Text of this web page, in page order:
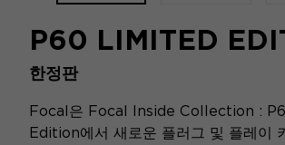
P60 LIMITED
한정판
Focal은 Focal Inside Collection :
Edition에서 새로운 플러그 및 플레이